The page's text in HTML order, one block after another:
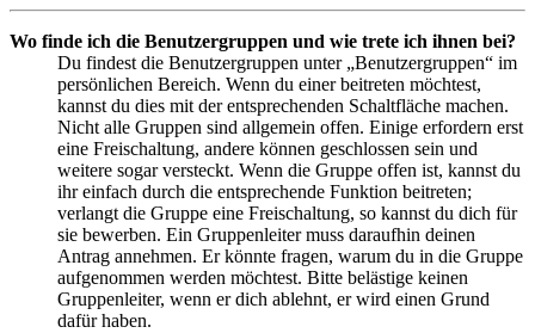
Wo finde ich die Benutzergruppen und wie trete ich ihnen bei?
Du findest die Benutzergruppen unter „Benutzergruppen“ im
persönlichen Bereich. Wenn du einer beitreten möchtest,
kannst du dies mit der entsprechenden Schaltfläche machen.
Nicht alle Gruppen sind allgemein offen. Einige erfordern erst
eine Freischaltung, andere können geschlossen sein und
weitere sogar versteckt. Wenn die Gruppe offen ist, kannst du
ihr einfach durch die entsprechende Funktion beitreten;
verlangt die Gruppe eine Freischaltung, so kannst du dich für
sie bewerben. Ein Gruppenleiter muss daraufhin deinen
Antrag annehmen. Er könnte fragen, warum du in die Gruppe
aufgenommen werden möchtest. Bitte belästige keinen
Gruppenleiter, wenn er dich ablehnt, er wird einen Grund
dafür haben.